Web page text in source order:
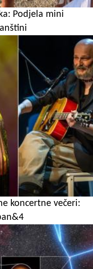
Podjela mini
koncertne večeri: